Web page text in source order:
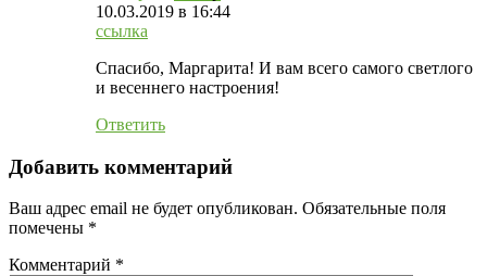
10.03.2019 в 16:44
ссылка
Спасибо, Маргарита! И вам всего самого светлого
и весеннего настроения!
Ответить
Добавить комментарий
Ваш адрес email не будет опубликован. Обязательные поля
помечены *
Комментарий *